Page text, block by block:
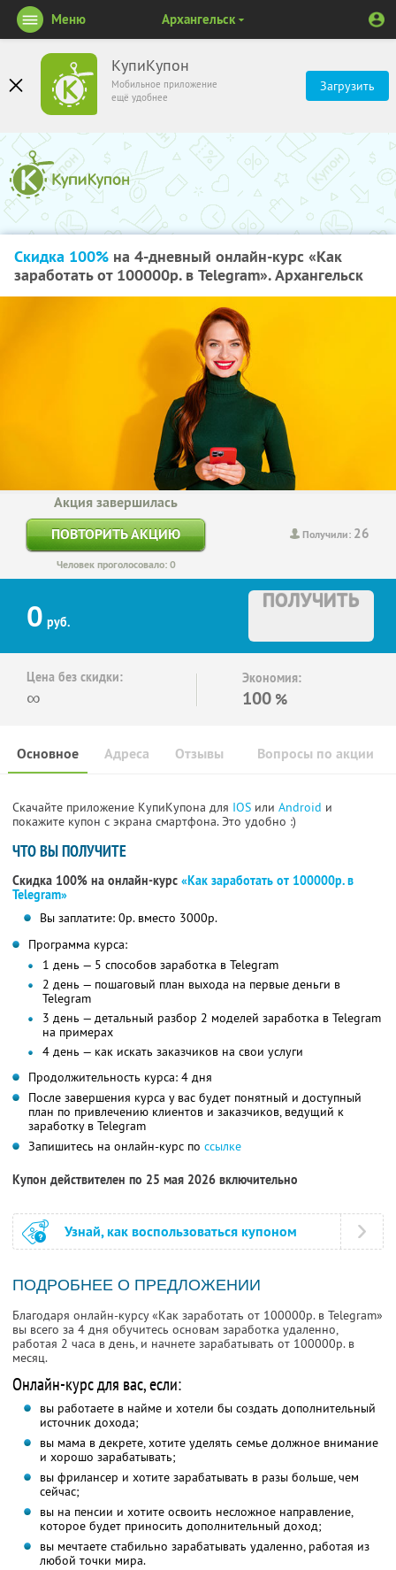
КупиКупон
Мобильное приложение
ещё удобнее
Загрузить
Меню Архангельск
Скидка 100% на 4-дневный онлайн-курс «Как
заработать от 100000р. в Telegram». Архангельск
Получили: 26
Акция завершилась
ПОВТОРИТЬ АКЦИЮ
Человек проголосовало: 0
0 руб.
ПОЛУЧИТЬ
Цена без скидки:
∞
Экономия:
100 %
Основное Отзывы Вопросы по акции
Адреса
Скачайте приложение КупиКупона для IOS или Android и
покажите купон с экрана смартфона. Это удобно :)
ЧТО ВЫ ПОЛУЧИТЕ
Скидка 100% на онлайн-курс «Как заработать от 100000р. в
Telegram»
Вы заплатите: 0р. вместо 3000р.
Программа курса:
1 день — 5 способов заработка в Telegram
2 день — пошаговый план выхода на первые деньги в
Telegram
3 день — детальный разбор 2 моделей заработка в Telegram
на примерах
4 день — как искать заказчиков на свои услуги
Продолжительность курса: 4 дня
После завершения курса у вас будет понятный и доступный
план по привлечению клиентов и заказчиков, ведущий к
заработку в Telegram
Запишитесь на онлайн-курс по ссылке
Купон действителен по 25 мая 2026 включительно
Узнай, как воспользоваться купоном
ПОДРОБНЕЕ О ПРЕДЛОЖЕНИИ
Благодаря онлайн-курсу «Как заработать от 100000р. в Telegram»
вы всего за 4 дня обучитесь основам заработка удаленно,
работая 2 часа в день, и начнете зарабатывать от 100000р. в
месяц.
Онлайн-курс для вас, если:
вы работаете в найме и хотели бы создать дополнительный
источник дохода;
вы мама в декрете, хотите уделять семье должное внимание
и хорошо зарабатывать;
вы фрилансер и хотите зарабатывать в разы больше, чем
сейчас;
вы на пенсии и хотите освоить несложное направление,
которое будет приносить дополнительный доход;
вы мечтаете стабильно зарабатывать удаленно, работая из
любой точки мира.